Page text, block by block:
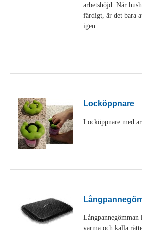
arbetshöjd. När
färdigt, är det bara
igen.
Locköppnare
Locköppnare med
Långpannegömman
varma och kalla